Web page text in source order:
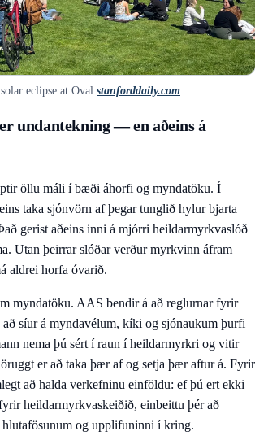
eclipse at Oval stanforddaily.com
undantekning — en aðeins á
öllu máli í bæði áhorfi og myndatöku. Í
taka sjónvörn af þegar tunglið hylur bjarta
gerist aðeins inni á mjórri heildarmyrkvaslóð
Utan þeirrar slóðar verður myrkvinn áfram
aldrei horfa óvarið.
myndatöku. AAS bendir á að reglurnar fyrir
síur á myndavélum, kíki og sjónaukum þurfi
nema þú sért í raun í heildarmyrkri og vitir
er að taka þær af og setja þær aftur á. Fyrir
að halda verkefninu einföldu: ef þú ert ekki
heildarmyrkvaskeiðið, einbeittu þér að
og upplifuninni í kring.